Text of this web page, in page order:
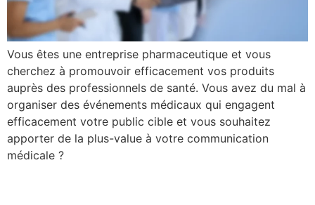
Vous êtes une entreprise pharmaceutique et vous
cherchez à promouvoir efficacement vos produits
auprès des professionnels de santé. Vous avez du mal à
organiser des événements médicaux qui engagent
efficacement votre public cible et vous souhaitez
apporter de la plus-value à votre communication
médicale ?